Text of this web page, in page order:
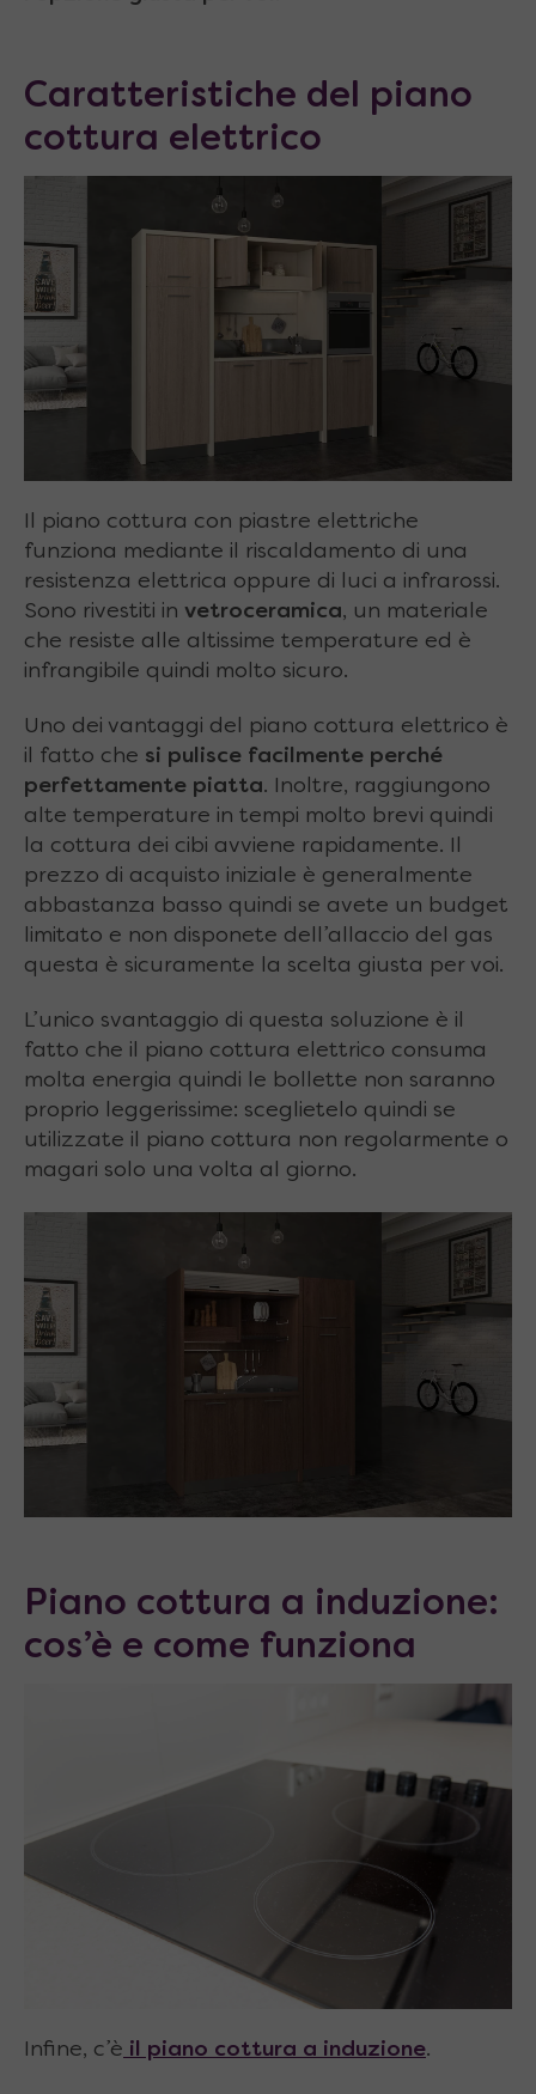
Caratteristiche del piano
cottura elettrico
Il piano cottura con piastre elettriche
funziona mediante il riscaldamento di una
resistenza elettrica oppure di luci a infrarossi.
Sono rivestiti in vetroceramica, un materiale
che resiste alle altissime temperature ed è
infrangibile quindi molto sicuro.
Uno dei vantaggi del piano cottura elettrico è
il fatto che si pulisce facilmente perché
perfettamente piatta. Inoltre, raggiungono
alte temperature in tempi molto brevi quindi
la cottura dei cibi avviene rapidamente. Il
prezzo di acquisto iniziale è generalmente
abbastanza basso quindi se avete un budget
limitato e non disponete dell’allaccio del gas
questa è sicuramente la scelta giusta per voi.
L’unico svantaggio di questa soluzione è il
fatto che il piano cottura elettrico consuma
molta energia quindi le bollette non saranno
proprio leggerissime: sceglietelo quindi se
utilizzate il piano cottura non regolarmente o
magari solo una volta al giorno.
Piano cottura a induzione:
cos’è e come funziona
Infine, c’è il piano cottura a induzione.